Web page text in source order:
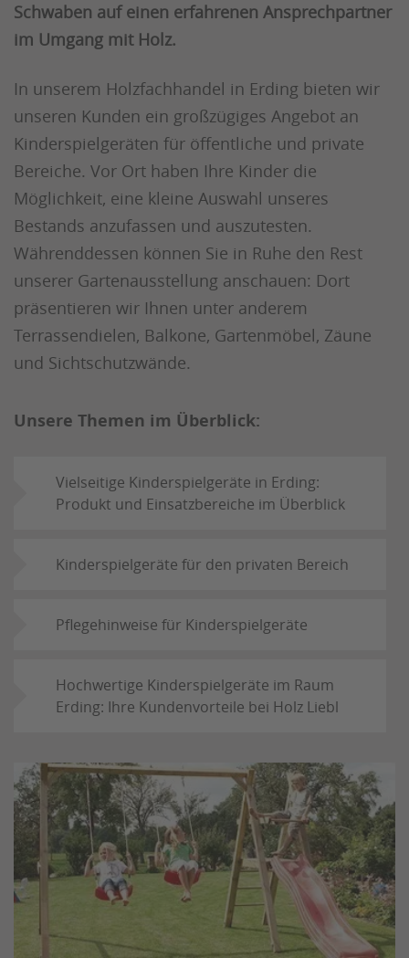
Schwaben auf einen erfahrenen Ansprechpartner
im Umgang mit Holz.
In unserem Holzfachhandel in Erding bieten wir
unseren Kunden ein großzügiges Angebot an
Kinderspielgeräten für öffentliche und private
Bereiche. Vor Ort haben Ihre Kinder die
Möglichkeit, eine kleine Auswahl unseres
Bestands anzufassen und auszutesten.
Währenddessen können Sie in Ruhe den Rest
unserer Gartenausstellung anschauen: Dort
präsentieren wir Ihnen unter anderem
Terrassendielen, Balkone, Gartenmöbel, Zäune
und Sichtschutzwände.
Unsere Themen im Überblick:
Vielseitige Kinderspielgeräte in Erding:
Produkt und Einsatzbereiche im Überblick
Kinderspielgeräte für den privaten Bereich
Pflegehinweise für Kinderspielgeräte
Hochwertige Kinderspielgeräte im Raum
Erding: Ihre Kundenvorteile bei Holz Liebl